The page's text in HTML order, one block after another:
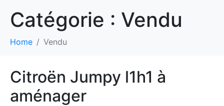
Catégorie : Vendu
Home Vendu
Citroën Jumpy l1h1 à
aménager